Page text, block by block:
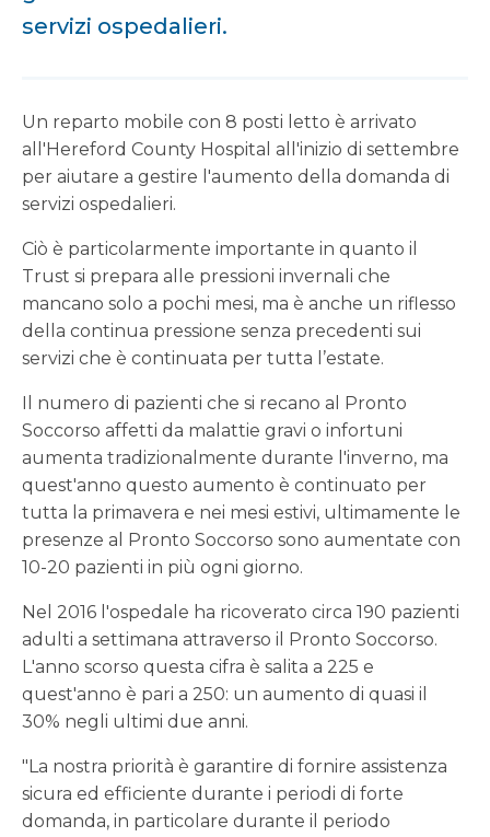
servizi ospedalieri.
Un reparto mobile con 8 posti letto è arrivato
all'Hereford County Hospital all'inizio di settembre
per aiutare a gestire l'aumento della domanda di
servizi ospedalieri.
Ciò è particolarmente importante in quanto il
Trust si prepara alle pressioni invernali che
mancano solo a pochi mesi, ma è anche un riflesso
della continua pressione senza precedenti sui
servizi che è continuata per tutta l’estate.
Il numero di pazienti che si recano al Pronto
Soccorso affetti da malattie gravi o infortuni
aumenta tradizionalmente durante l'inverno, ma
quest'anno questo aumento è continuato per
tutta la primavera e nei mesi estivi, ultimamente le
presenze al Pronto Soccorso sono aumentate con
10-20 pazienti in più ogni giorno.
Nel 2016 l'ospedale ha ricoverato circa 190 pazienti
adulti a settimana attraverso il Pronto Soccorso.
L'anno scorso questa cifra è salita a 225 e
quest'anno è pari a 250: un aumento di quasi il
30% negli ultimi due anni.
"La nostra priorità è garantire di fornire assistenza
sicura ed efficiente durante i periodi di forte
domanda, in particolare durante il periodo